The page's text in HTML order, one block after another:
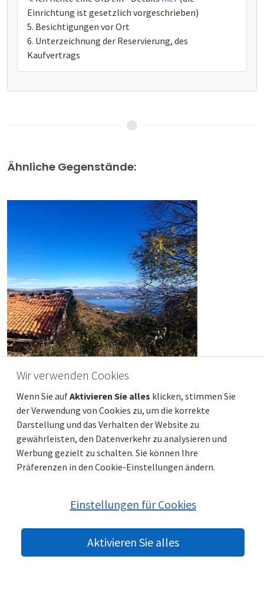
Einrichtung ist gesetzlich vorgeschrieben)
Besichtigungen vor Ort
Unterzeichnung der Reservierung, des
Kaufvertrags
Ähnliche Gegenstände:
ISTRIEN, PULA - Schöne Wohnung mit Pool
unweit von Pula!
520 000 € Entfernung vom meer
4 000 m
Gesamtfläche
172 m² Gemeindeteil
Pula
© 2022 beste-immobilien-kroatien.de | Partner:Immobilien Kroatien
Wir verwenden Cookies
Wenn Sie aufAktivieren Sie alles klicken, stimmen Sie
der Verwendung von Cookies zu, um die korrekte
Darstellung und das Verhalten der Website zu
gewährleisten, den Datenverkehr zu analysieren und
Werbung gezielt zu schalten. Sie können Ihre
Präferenzen in den Cookie-Einstellungen ändern.
Einstellungen für Cookies
Aktivieren Sie alles